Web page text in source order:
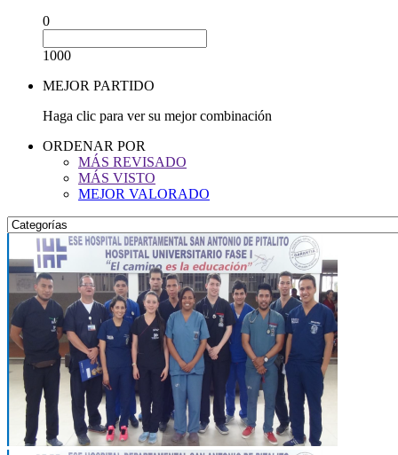
0
1000
MEJOR PARTIDO
Haga clic para ver su mejor combinación
ORDENAR POR
MÁS REVISADO
MÁS VISTO
MEJOR VALORADO